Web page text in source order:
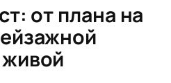
от плана на